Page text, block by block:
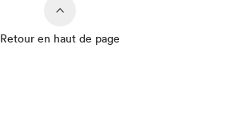
Retour en haut de page